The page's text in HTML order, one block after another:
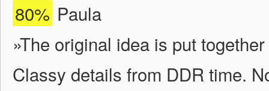
80% Paula
»The original idea is put
Classy details from DDR time.